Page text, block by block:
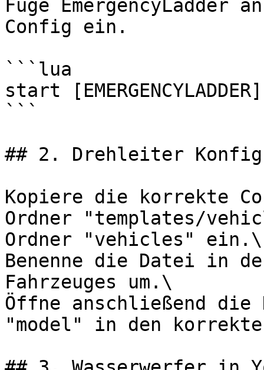
Füge
Config ein.
```lua
start [EMERGENCYLADDER]
```
## 2. Drehleiter
Kopiere die korrekte
Ordner "templates/
Ordner "vehicles" ein.\
Benenne die Datei in
Fahrzeuges um.\
Öffne anschließend die
"model" in den